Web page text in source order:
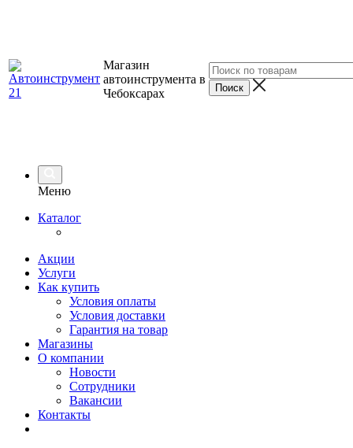
Магазин
автоинструмента в
Чебоксарах
Меню
Каталог
Акции
Услуги
Как купить
Условия оплаты
Условия доставки
Гарантия на товар
Магазины
О компании
Новости
Сотрудники
Вакансии
Контакты